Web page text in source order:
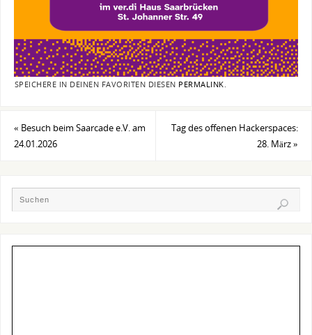
SPEICHERE IN DEINEN FAVORITEN DIESEN PERMALINK.
« Besuch beim Saarcade e.V. am
24.01.2026
Tag des offenen Hackerspaces:
28. März»